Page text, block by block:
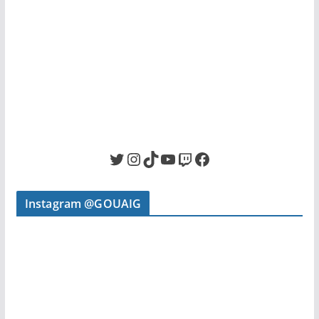
Twitter InstagramTikTok YouTube Twitch Facebook
Instagram @GOUAIG